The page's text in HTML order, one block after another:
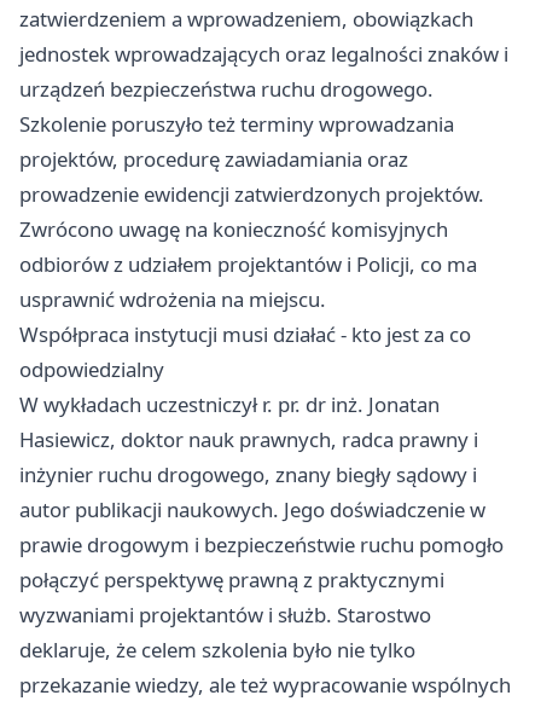
zatwierdzeniem a wprowadzeniem, obowiązkach
jednostek wprowadzających oraz legalności znaków i
urządzeń bezpieczeństwa ruchu drogowego.
Szkolenie poruszyło też terminy wprowadzania
projektów, procedurę zawiadamiania oraz
prowadzenie ewidencji zatwierdzonych projektów.
Zwrócono uwagę na konieczność komisyjnych
odbiorów z udziałem projektantów i Policji, co ma
usprawnić wdrożenia na miejscu.
Współpraca instytucji musi działać - kto jest za co
odpowiedzialny
W wykładach uczestniczył r. pr. dr inż. Jonatan
Hasiewicz, doktor nauk prawnych, radca prawny i
inżynier ruchu drogowego, znany biegły sądowy i
autor publikacji naukowych. Jego doświadczenie w
prawie drogowym i bezpieczeństwie ruchu pomogło
połączyć perspektywę prawną z praktycznymi
wyzwaniami projektantów i służb. Starostwo
deklaruje, że celem szkolenia było nie tylko
przekazanie wiedzy, ale też wypracowanie wspólnych